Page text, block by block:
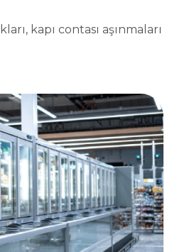
kapı contası aşınmaları